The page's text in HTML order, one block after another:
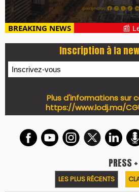
BREAKING NEWS 📰
Inscription à la
Plus d'informations sur
https://www.lodj.ma/
PRESS +
LES PLUS RÉCENTS